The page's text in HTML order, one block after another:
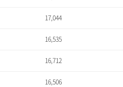
17,044
16,535
16,712
16,506